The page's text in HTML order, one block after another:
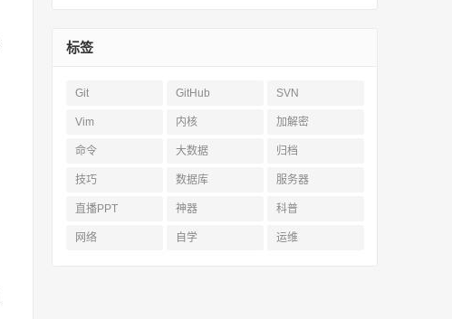
标签
Git GitHub SVN
Vim 内核 加解密
命令 大数据 归档
技巧 数据库 服务器
直播PPT 神器 科普
网络 自学 运维